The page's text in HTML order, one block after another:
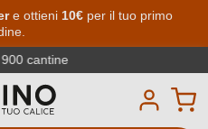
Passa al contenuto principale
e ottieni 10€per il tuo primo
cantine